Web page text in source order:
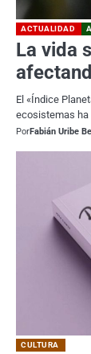
ACTUALIDAD
La vida
El «Índice
ecosistemas ha
PorFabián Uribe
CULTURA